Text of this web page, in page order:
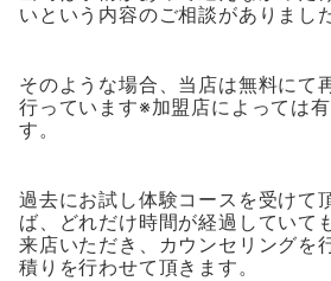
いという内容のご相談がありました
そのような場合、当店は無料にて
行っています※加盟店によっては
す。
過去にお試し体験コースを受けて
ば、どれだけ時間が経過していて
来店いただき、カウンセリングを
積りを行わせて頂きます。